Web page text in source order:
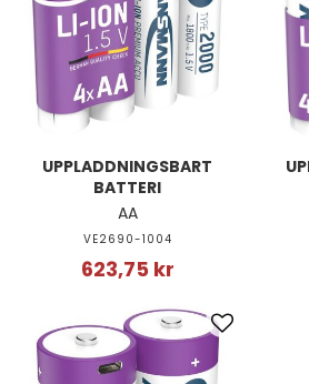
UPPLADDNINGSBART
BATTERI
AA
VE2690-1004
623,75 kr